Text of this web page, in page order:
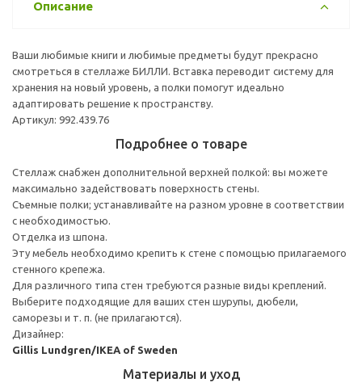
Описание
Ваши любимые книги и любимые предметы будут прекрасно
смотреться в стеллаже БИЛЛИ. Вставка переводит систему для
хранения на новый уровень, а полки помогут идеально
адаптировать решение к пространству.
Артикул: 992.439.76
Подробнее о товаре
Стеллаж снабжен дополнительной верхней полкой: вы можете
максимально задействовать поверхность стены.
Съемные полки; устанавливайте на разном уровне в соответствии
с необходимостью.
Отделка из шпона.
Эту мебель необходимо крепить к стене с помощью прилагаемого
стенного крепежа.
Для различного типа стен требуются разные виды креплений.
Выберите подходящие для ваших стен шурупы, дюбели,
саморезы и т. п. (не прилагаются).
Дизайнер:
Gillis Lundgren/IKEA of Sweden
Материалы и уход